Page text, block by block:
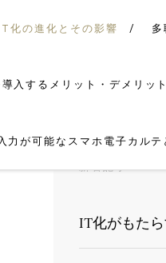
化の進化とその影響
入するメリット・デメリット
力が可能なスマホ電子カルテ
新着記事
IT化がもた